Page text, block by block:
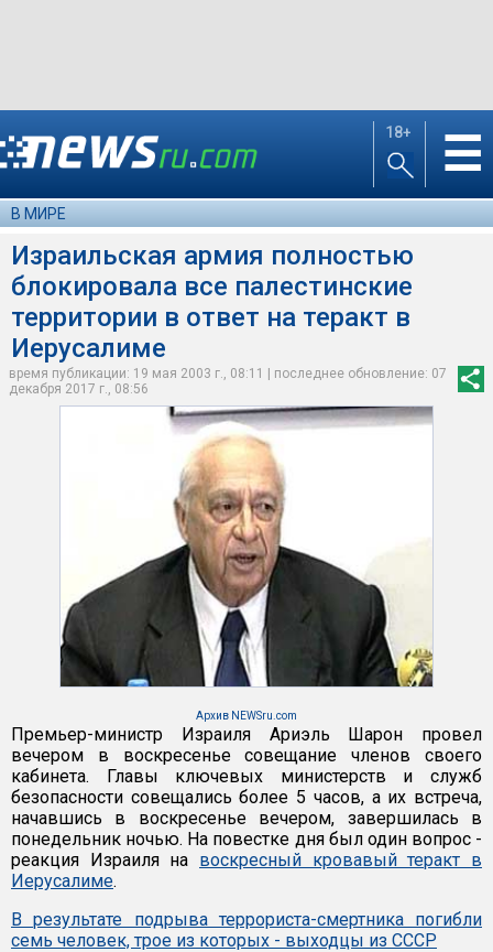
18+ ☰
В МИРЕ
Израильская армия полностью
блокировала все палестинские
территории в ответ на теракт в
Иерусалиме
время публикации: 19 мая 2003 г., 08:11 | последнее обновление: 07
декабря 2017 г., 08:56
Архив NEWSru.com
Премьер-министр Израиля Ариэль Шарон провел
вечером в воскресенье совещание членов своего
кабинета. Главы ключевых министерств и служб
безопасности совещались более 5 часов, а их встреча,
начавшись в воскресенье вечером, завершилась в
понедельник ночью. На повестке дня был один вопрос -
реакция Израиля на воскресный кровавый теракт в
Иерусалиме.
В результате подрыва террориста-смертника погибли
семь человек, трое из которых - выходцы из СССР